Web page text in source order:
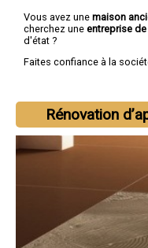
Vous avez une maison
cherchez une entreprise
d'état ?
Faites confiance à la
Rénovation